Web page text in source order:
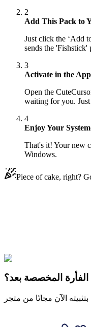
2
Add This Pack to
Just click the ‘Add
sends the 'Fishstick'
3
Activate in the App
Open the
waiting for you.
4
Enjoy Your
That's it! Your new
Windows.
Piece of cake, right?
Explore All Collections
المخصصة بعد؟